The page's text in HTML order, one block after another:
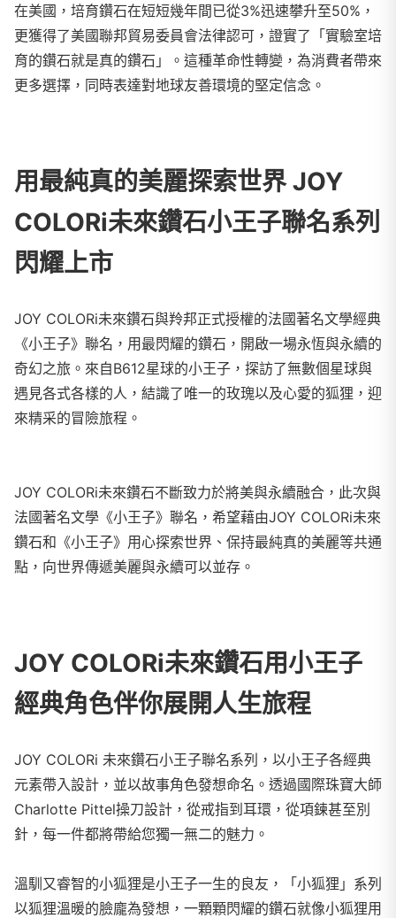
在美國，培育鑽石在短短幾年間已從3%迅速攀升至50%，
更獲得了美國聯邦貿易委員會法律認可，證實了「實驗室培
育的鑽石就是真的鑽石」。這種革命性轉變，為消費者帶來
更多選擇，同時表達對地球友善環境的堅定信念。
用最純真的美麗探索世界JOY
COLORi未來鑽石小王子聯名系列
閃耀上市
JOY COLORi未來鑽石與羚邦正式授權的法國著名文學經典
《小王子》聯名，用最閃耀的鑽石，開啟一場永恆與永續的
奇幻之旅。來自B612星球的小王子，探訪了無數個星球與
遇見各式各樣的人，結識了唯一的玫瑰以及心愛的狐狸，迎
來精采的冒險旅程。
JOY COLORi未來鑽石不斷致力於將美與永續融合，此次與
法國著名文學《小王子》聯名，希望藉由JOY COLORi未來
鑽石和《小王子》用心探索世界、保持最純真的美麗等共通
點，向世界傳遞美麗與永續可以並存。
JOY COLORi未來鑽石用小王子
經典角色伴你展開人生旅程
JOY COLORi 未來鑽石小王子聯名系列，以小王子各經典
元素帶入設計，並以故事角色發想命名。透過國際珠寶大師
Charlotte Pittel操刀設計，從戒指到耳環，從項鍊甚至別
針，每一件都將帶給您獨一無二的魅力。
溫馴又睿智的小狐狸是小王子一生的良友，「小狐狸」系列
以狐狸溫暖的臉龐為發想，一顆顆閃耀的鑽石就像小狐狸用